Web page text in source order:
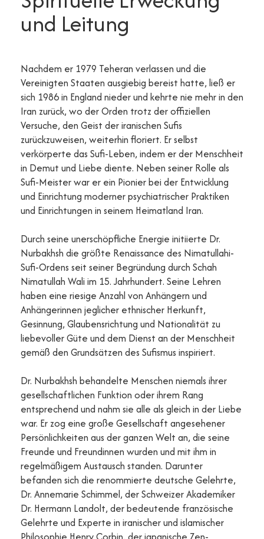
und Leitung
Nachdem er 1979 Teheran verlassen und die
Vereinigten Staaten ausgiebig bereist hatte, ließ er
sich 1986 in England nieder und kehrte nie mehr in den
Iran zurück, wo der Orden trotz der offiziellen
Versuche, den Geist der iranischen Sufis
zurückzuweisen, weiterhin floriert. Er selbst
verkörperte das Sufi-Leben, indem er der Menschheit
in Demut und Liebe diente. Neben seiner Rolle als
Sufi-Meister war er ein Pionier bei der Entwicklung
und Einrichtung moderner psychiatrischer Praktiken
und Einrichtungen in seinem Heimatland Iran.
Durch seine unerschöpfliche Energie initiierte Dr.
Nurbakhsh die größte Renaissance des Nimatullahi-
Sufi-Ordens seit seiner Begründung durch Schah
Nimatullah Wali im 15. Jahrhundert. Seine Lehren
haben eine riesige Anzahl von Anhängern und
Anhängerinnen jeglicher ethnischer Herkunft,
Gesinnung, Glaubensrichtung und Nationalität zu
liebevoller Güte und dem Dienst an der Menschheit
gemäß den Grundsätzen des Sufismus inspiriert.
Dr. Nurbakhsh behandelte Menschen niemals ihrer
gesellschaftlichen Funktion oder ihrem Rang
entsprechend und nahm sie alle als gleich in der Liebe
war. Er zog eine große Gesellschaft angesehener
Persönlichkeiten aus der ganzen Welt an, die seine
Freunde und Freundinnen wurden und mit ihm in
regelmäßigem Austausch standen. Darunter
befanden sich die renommierte deutsche Gelehrte,
Dr. Annemarie Schimmel, der Schweizer Akademiker
Dr. Hermann Landolt, der bedeutende französische
Gelehrte und Experte in iranischer und islamischer